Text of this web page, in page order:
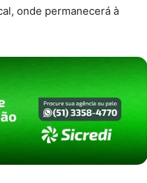
onde permanecerá à